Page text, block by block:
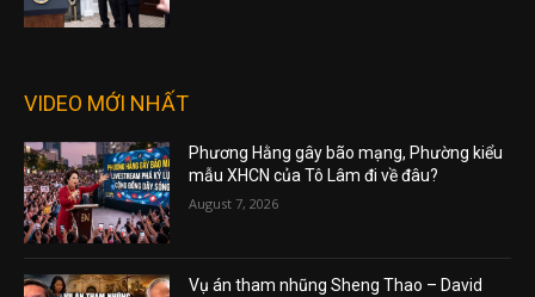
VIDEO MỚI NHẤT
Phương Hằng gây bão mạng, Phường kiểu
mẫu XHCN của Tô Lâm đi về đâu?
August 7, 2026
Vụ án tham nhũng Sheng Thao – David